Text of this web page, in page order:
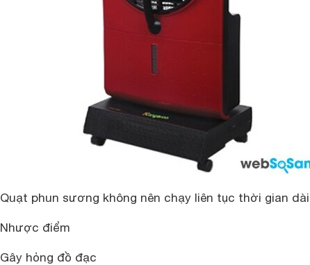
Quạt phun sương không nên chạy liên tục thời gian dài
Nhược điểm
Gây hỏng đồ đạc